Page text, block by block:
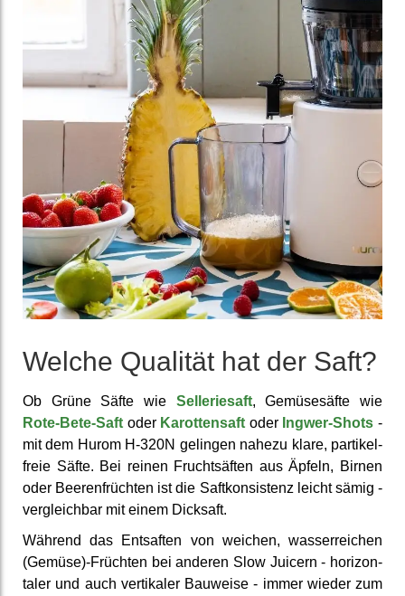
Welche Qualität hat der Saft?
Ob Grüne Säfte wie Sellerie­saft, Gemüse­säfte wie
Rote-Bete-Saft oder Karotten­saft oder Ingwer-Shots -
mit dem Hurom H-320N gelingen nahezu klare, partikel­
freie Säfte. Bei reinen Frucht­säften aus Äpfeln, Birnen
oder Beeren­früchten ist die Saft­konsis­tenz leicht sämig -
ver­gleich­bar mit einem Dicksaft.
Während das Entsaften von weichen, wasser­reichen
(Gemüse)-Früchten bei anderen Slow Juicern - horizon­
taler und auch verti­kaler Bauweise - immer wieder zum